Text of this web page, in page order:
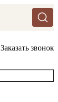
Заказать звонок